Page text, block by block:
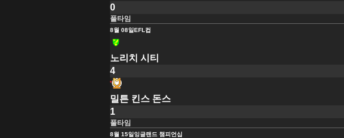
0
풀타임
8월 08일EFL컵
노리치 시티
4
밀튼 킨스 돈스
1
풀타임
8월 15일 잉글랜드 챔피언십